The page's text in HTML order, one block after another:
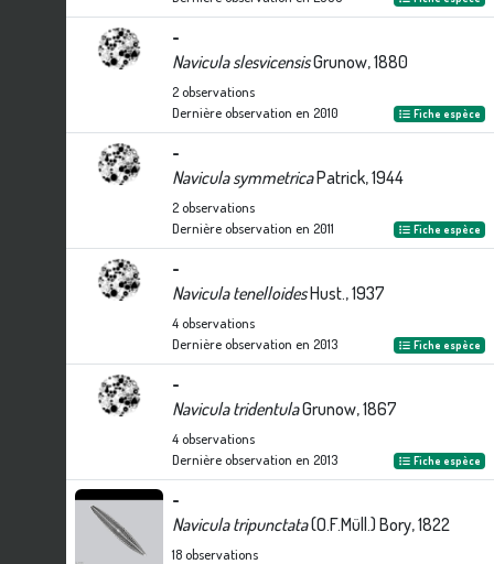
-
Navicula slesvicensisGrunow, 1880
2observations
Dernière observation en 2010 Fiche espèce
-
Navicula symmetricaPatrick, 1944
2observations
Dernière observation en 2011 Fiche espèce
-
Navicula tenelloidesHust., 1937
4observations
Dernière observation en 2013 Fiche espèce
-
Navicula tridentulaGrunow, 1867
4observations
Dernière observation en 2013 Fiche espèce
-
Navicula tripunctata(O.F.Müll.) Bory, 1822
18observations